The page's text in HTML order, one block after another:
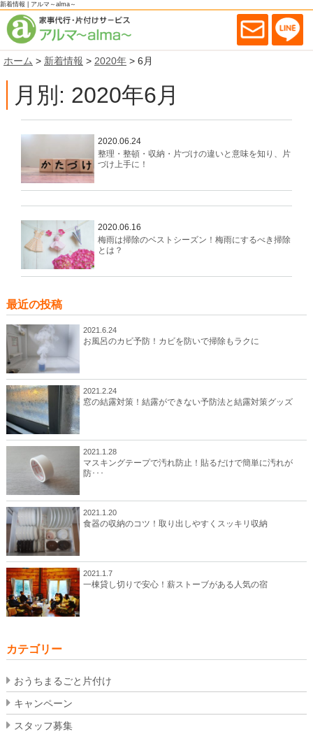
新着情報 | アルマ～alma～
ホーム > 新着情報 > 2020年 > 6月
月別: 2020年6月
2020.06.24
整理・整頓・収納・片づけの違いと意味を知り、片
づけ上手に！
2020.06.16
梅雨は掃除のベストシーズン！梅雨にするべき掃除
とは？
最近の投稿
2021.6.24
お風呂のカビ予防！カビを防いで掃除もラクに
2021.2.24
窓の結露対策！結露ができない予防法と結露対策グッズ
2021.1.28
マスキングテープで汚れ防止！貼るだけで簡単に汚れが
防･･･
2021.1.20
食器の収納のコツ！取り出しやすくスッキリ収納
2021.1.7
一棟貸し切りで安心！薪ストーブがある人気の宿
カテゴリー
おうちまるごと片付け
キャンペーン
スタッフ募集